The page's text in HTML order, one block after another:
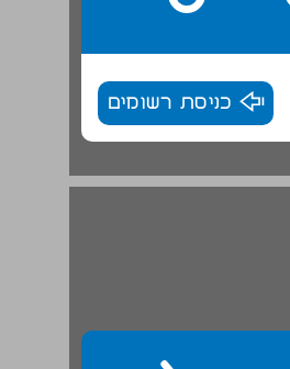
כניסת רשומים